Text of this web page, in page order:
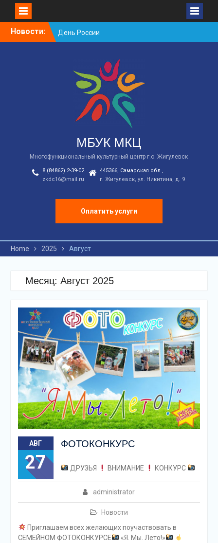
SkipНовости:
День России
Встречаем новый
2026/2027 в КДЦ!
Наша молодёжь —
гордость Жигулёвска!
МБУК МКЦ
Многофункциональный культурный центр г.о. Жигулевск
8 (84862) 2-39-02
zkdc16@mail.ru
445366, Самарская обл.,
г. Жигулевск, ул. Никитина, д. 9
Оплатить услуги
Home 2025 Август
Месяц: Август 2025
АВГ
27
ФОТОКОНКУРС
administrator
Новости
ДРУЗЬЯ ВНИМАНИЕ КОНКУРС
Приглашаем всех желающих поучаствовать в
СЕМЕЙНОМ ФОТОКОНКУРСЕ
«Я. Мы. Лето!»